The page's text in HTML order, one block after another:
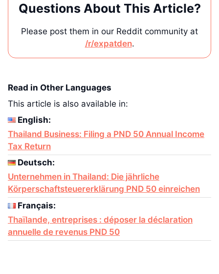
Questions About This Article?
Please post them in our Reddit community at
/r/expatden.
Read in Other Languages
This article is also available in:
English:
Thailand Business: Filing a PND 50 Annual Income
Tax Return
Deutsch:
Unternehmen in Thailand: Die jährliche
Körperschaftsteuererklärung PND 50 einreichen
Français:
Thaïlande, entreprises : déposer la déclaration
annuelle de revenus PND 50